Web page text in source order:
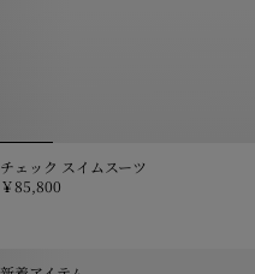
チェック スイムスーツ
￥85,800